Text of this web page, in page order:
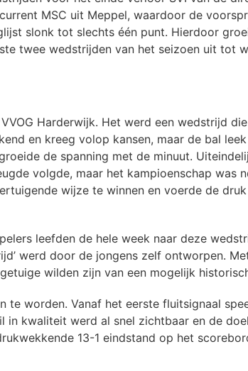
MSC uit Meppel, waardoor de
slonk tot slechts één punt. Hierdoor
twee wedstrijden van het seizoen uit tot
Harderwijk. Het werd een wedstrijd
en kreeg volop kansen, maar de bal
de spanning met de minuut.
volgde, maar het kampioenschap was
wijze te winnen en voerde de
leefden de hele week naar deze
werd door de jongens zelf ontworpen.
wilden zijn van een mogelijk
te worden. Vanaf het eerste fluitsignaal
kwaliteit werd al snel zichtbaar en de
13-1 eindstand op het